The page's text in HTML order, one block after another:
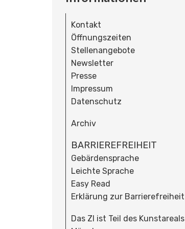
Kontakt
Öffnungszeiten
Stellenangebote
Newsletter
Presse
Impressum
Datenschutz
Archiv
BARRIEREFREIHEIT
Gebärdensprache
Leichte Sprache
Easy Read
Erklärung zur Barrierefreiheit
Das ZI ist Teil des Kunstareals